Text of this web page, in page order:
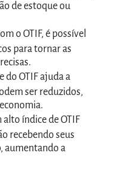
de estoque ou
o OTIF, é possível
para tornar as
do OTIF ajuda a
ser reduzidos,
alto índice de OTIF
recebendo seus
aumentando a